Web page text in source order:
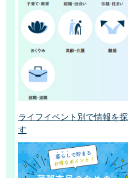
ライフイベント別で情報を探
す